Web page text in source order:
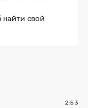
найти свой
2:53